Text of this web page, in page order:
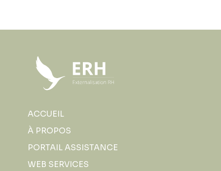
ACCUEIL
À PROPOS
PORTAIL ASSISTANCE
WEB SERVICES